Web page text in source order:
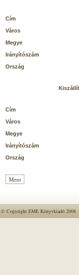
Cím
Város
Megye
Irányítószám
Ország
Cím
Város
Megye
Irányítószám
Ország
© Copyright EME Könyvkiadó 2008